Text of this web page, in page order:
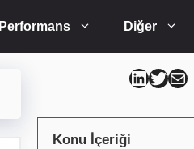
Performans Diğer
Can Kütahya Linkedin
Can Kütahya Twitter
Can Kütahya Mail
Konu İçeriği